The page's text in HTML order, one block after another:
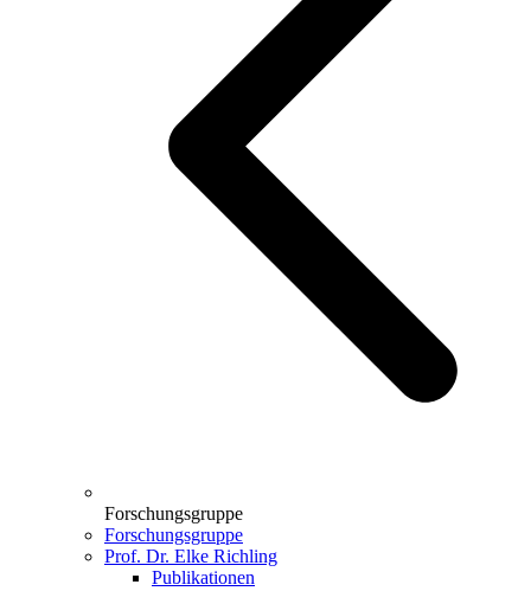
Forschungsgruppe
Forschungsgruppe
Prof. Dr. Elke Richling
Publikationen